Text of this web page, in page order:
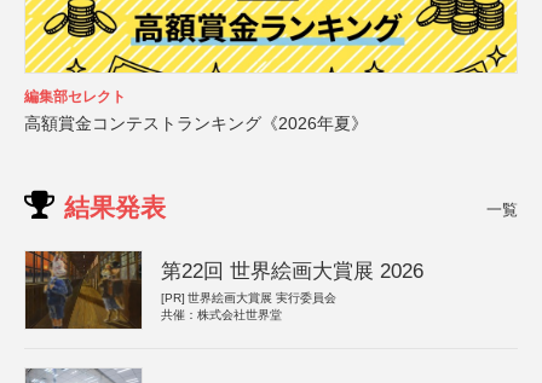
編集部セレクト
高額賞金コンテストランキング《2026年夏》
結果発表 一覧
第22回 世界絵画大賞展 2026
[PR] 世界絵画大賞展 実行委員会
共催：株式会社世界堂